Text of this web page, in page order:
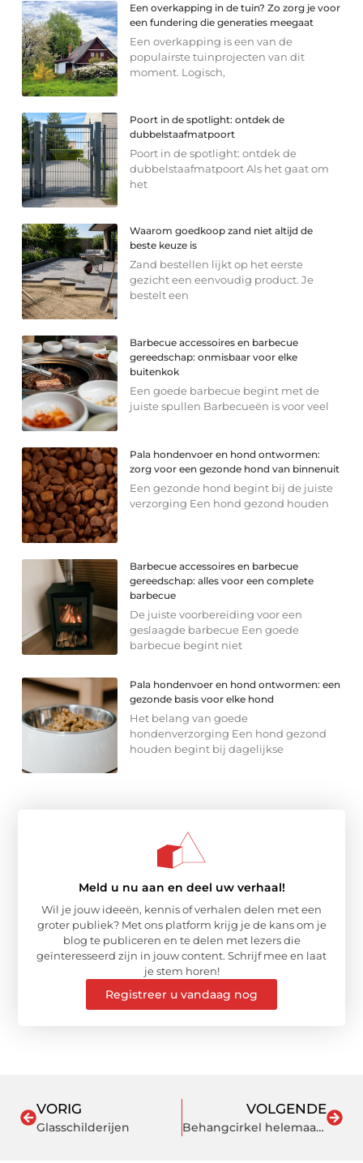
Een overkapping in de tuin? Zo zorg je voor
een fundering die generaties meegaat
Een overkapping is een van de
populairste tuinprojecten van dit
moment. Logisch,
Poort in de spotlight: ontdek de
dubbelstaafmatpoort
Poort in de spotlight: ontdek de
dubbelstaafmatpoort Als het gaat om
het
Waarom goedkoop zand niet altijd de
beste keuze is
Zand bestellen lijkt op het eerste
gezicht een eenvoudig product. Je
bestelt een
Barbecue accessoires en barbecue
gereedschap: onmisbaar voor elke
buitenkok
Een goede barbecue begint met de
juiste spullen Barbecueën is voor veel
Pala hondenvoer en hond ontwormen:
zorg voor een gezonde hond van binnenuit
Een gezonde hond begint bij de juiste
verzorging Een hond gezond houden
Barbecue accessoires en barbecue
gereedschap: alles voor een complete
barbecue
De juiste voorbereiding voor een
geslaagde barbecue Een goede
barbecue begint niet
Pala hondenvoer en hond ontwormen: een
gezonde basis voor elke hond
Het belang van goede
hondenverzorging Een hond gezond
houden begint bij dagelijkse
Meld u nu aan en deel uw verhaal!
Wil je jouw ideeën, kennis of verhalen delen met een
groter publiek? Met ons platform krijg je de kans om je
blog te publiceren en te delen met lezers die
geïnteresseerd zijn in jouw content. Schrijf mee en laat
je stem horen!
Registreer u vandaag nog
VORIG
Glasschilderijen
VOLGENDE
Behangcirkel helemaal trendy